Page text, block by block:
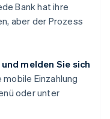
Bank hat ihre
aber der Prozess
melden Sie sich
Einzahlung
oder unter